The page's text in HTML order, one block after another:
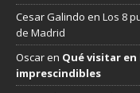
Cesar Galindo en Los 8
de Madrid
Oscaren Qué visitar
imprescindibles